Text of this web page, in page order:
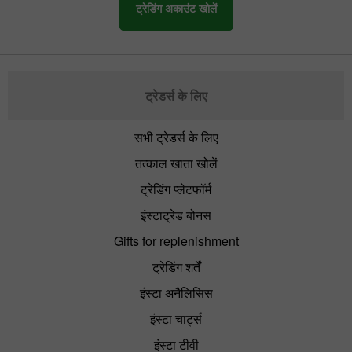
ट्रेडिंग अकाउंट खोलें
ट्रेडर्स के लिए
सभी ट्रेडर्स के लिए
तत्काल खाता खोलें
ट्रेडिंग प्लेटफॉर्म
इंस्टाट्रेड बोनस
Gifts for replenishment
ट्रेडिंग शर्तें
इंस्टा अनैलिसिस
इंस्टा चार्ट्स
इंस्टा टीवी